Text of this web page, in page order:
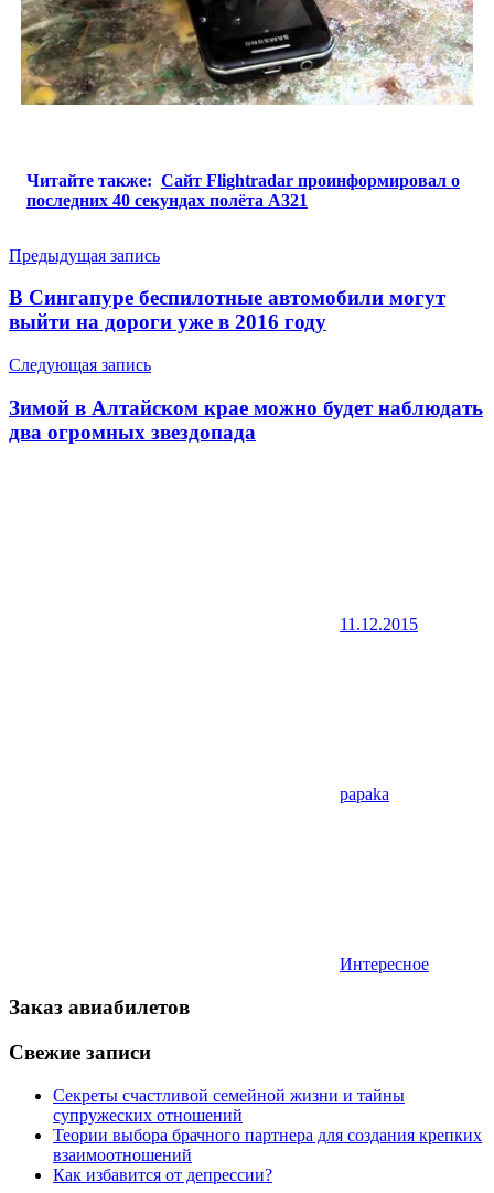
Читайте также: Сайт Flightradar проинформировал о
последних 40 секундах полёта А321
Навигация
по
записям
Предыдущая запись
В Сингапуре беспилотные автомобили могут
выйти на дороги уже в 2016 году
Следующая запись
Зимой в Алтайском крае можно будет наблюдать
два огромных звездопада
11.12.2015
papaka
Интересное
Заказ авиабилетов
Свежие записи
Секреты счастливой семейной жизни и тайны
супружеских отношений
Теории выбора брачного партнера для создания крепких
взаимоотношений
Как избавится от депрессии?